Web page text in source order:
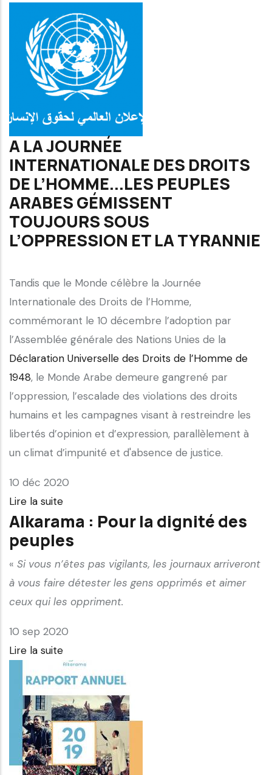
A LA JOURNÉE
INTERNATIONALE DES DROITS
DE L’HOMME...LES PEUPLES
ARABES GÉMISSENT
TOUJOURS SOUS
L’OPPRESSION ET LA TYRANNIE
Tandis que le Monde célèbre la Journée
Internationale des Droits de l’Homme,
commémorant le 10 décembre l’adoption par
l’Assemblée générale des Nations Unies de la
Déclaration Universelle des Droits de l’Homme de
1948, le Monde Arabe demeure gangrené par
l’oppression, l’escalade des violations des droits
humains et les campagnes visant à restreindre les
libertés d’opinion et d’expression, parallèlement à
un climat d’impunité et d'absence de justice.
10 déc 2020
Lire la suite
Alkarama : Pour la dignité des
peuples
« Si vous n’êtes pas vigilants, les journaux arriveront
à vous faire détester les gens opprimés et aimer
ceux qui les oppriment.
10 sep 2020
Lire la suite